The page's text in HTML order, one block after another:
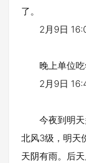
了。
2月9日
晚上单位吃
2月9日
今夜到明天
北风3级，明天
天阴有雨。后